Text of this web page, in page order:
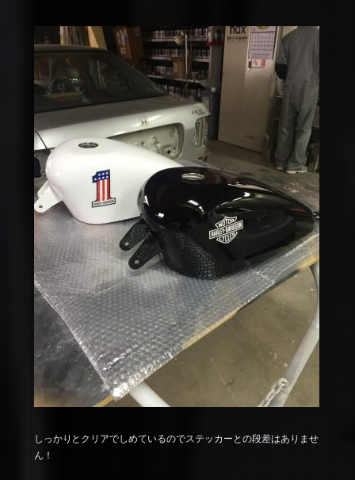
しっかりとクリアでしめているのでステッカーとの段差はありませ
ん！